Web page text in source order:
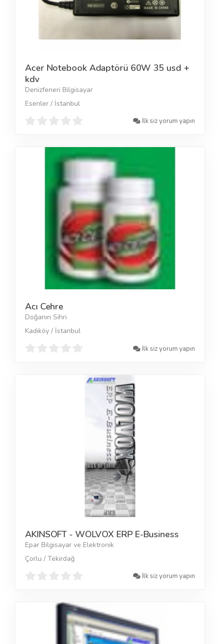
Acer Notebook Adaptörü 60W 35 usd +
kdv
Denizfeneri Bilgisayar
Esenler / İstanbul
İlk siz yorum yapın
Acı Cehre
Doğanın Sihri
Kadıköy / İstanbul
İlk siz yorum yapın
AKINSOFT - WOLVOX ERP E-Business
Epar Bilgisayar ve Elektronik
Çorlu / Tekirdağ
İlk siz yorum yapın